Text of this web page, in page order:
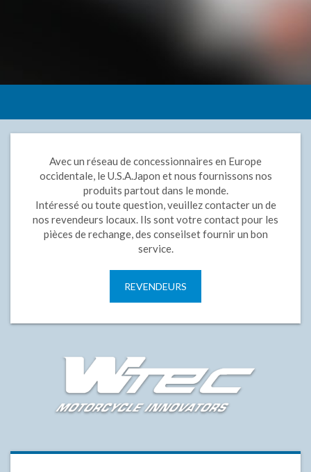
Avecun réseau de concessionnaires en Europe
occidentale, leU.S.A.Japon et nous fournissons nos
produits partout dans lemonde.
Intéressé ou toutequestion,veuillez contacterun de
nos revendeurs locaux. Ils sont votrecontact pour les
pièces de rechange, des conseilset fournir un bon
service.
REVENDEURS